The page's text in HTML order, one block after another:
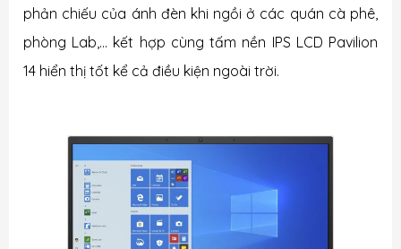
phản chiếu của ánh đèn khi ngồi ở các quán cà phê,
phòng Lab,... kết hợp cùng tấm nền IPS LCD Pavilion
14 hiển thị tốt kể cả điều kiện ngoài trời.